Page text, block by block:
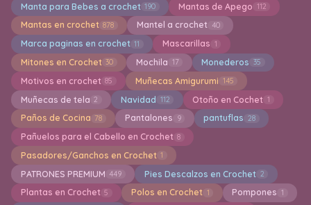
Manta para Bebes a crochet 190 Mantas de Apego 112
Mantas en crochet 878 Mantel a crochet 40
Marca paginas en crochet 11 Mascarillas 1
Mitones en Crochet 30 Mochila 17 Monederos 35
Motivos en crochet 85 Muñecas Amigurumi 145
Muñecas de tela 2 Navidad 112 Otoño en Cochet 1
Paños de Cocina 78 Pantalones 9 pantuflas 28
Pañuelos para el Cabello en Crochet 8
Pasadores/Ganchos en Crochet 1
PATRONES PREMIUM 449 Pies Descalzos en Crochet 2
Plantas en Crochet 5 Polos en Crochet 1 Pompones 1